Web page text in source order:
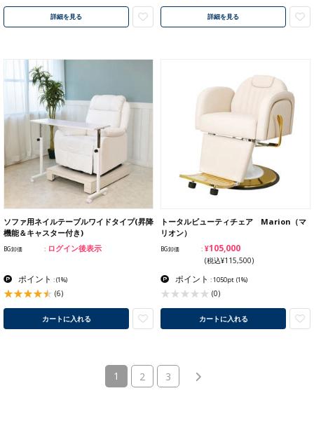
詳細を見る 詳細を見る
ソファ用ネイルテーブルワイドタイプ(昇降
機能＆キャスター付き)
BG卸価 ログイン後表示
ポイント :(1%)
(6)
カートに入れる
トータルビューティチェア Marion（マ
リオン）
BG卸価 ¥105,000
(税込¥115,500)
ポイント : 1050pt (1%)
(0)
カートに入れる
1 (current)
2 3